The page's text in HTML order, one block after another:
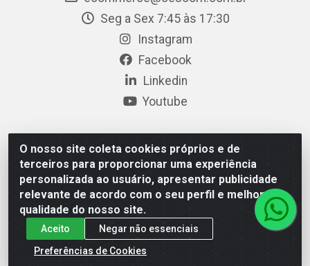
O nosso site coleta cookies próprios e de
terceiros para proporcionar uma experiência
personalizada ao usuário, apresentar publicidade
relevante de acordo com o seu perfil e melhorar a
qualidade do nosso site.
Aceito
Negar não essenciais
Preferências de Cookies
Seg a Sex 7:45 às 17:30
Instagram
Facebook
Linkedin
Youtube
Cescom Distribuidor - Rodovia BR 101, Km 163, S/N –
Rio Quartel, Linhares/ES – CEP 29.900-983 – CNPJ
27.724.509/0001-33